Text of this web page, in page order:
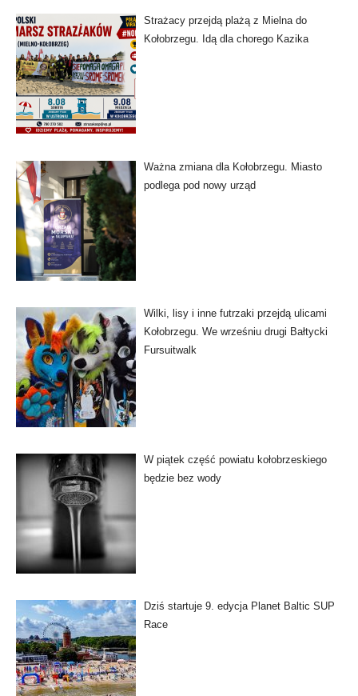
Strażacy przejdą plażą z Mielna do
Kołobrzegu. Idą dla chorego Kazika
Ważna zmiana dla Kołobrzegu. Miasto
podlega pod nowy urząd
Wilki, lisy i inne futrzaki przejdą ulicami
Kołobrzegu. We wrześniu drugi Bałtycki
Fursuitwalk
W piątek część powiatu kołobrzeskiego
będzie bez wody
Dziś startuje 9. edycja Planet Baltic SUP
Race